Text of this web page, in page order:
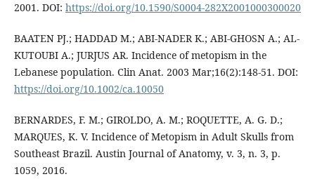
2001. DOI: https://doi.org/10.1590/S0004-282X2001000300020
BAATEN PJ.; HADDAD M.; ABI-NADER K.; ABI-GHOSN A.; AL-
KUTOUBI A.; JURJUS AR. Incidence of metopism in the
Lebanese population. Clin Anat. 2003 Mar;16(2):148-51. DOI:
https://doi.org/10.1002/ca.10050
BERNARDES, F. M.; GIROLDO, A. M.; ROQUETTE, A. G. D.;
MARQUES, K. V. Incidence of Metopism in Adult Skulls from
Southeast Brazil. Austin Journal of Anatomy, v. 3, n. 3, p.
1059, 2016.